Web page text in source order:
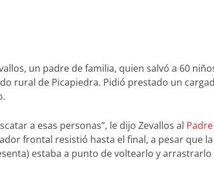
un padre de familia, quien salvó a 60
rural de Picapiedra. Pidió prestado un
a esas personas”, le dijo Zevallos al Padre
frontal resistió hasta el final, a pesar que la
estaba a punto de voltearlo y arrastrarlo